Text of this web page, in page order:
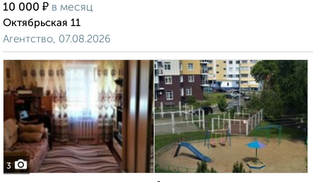
10 000 ₽ в месяц
Октябрьская 11
Агентство, 07.08.2026
3